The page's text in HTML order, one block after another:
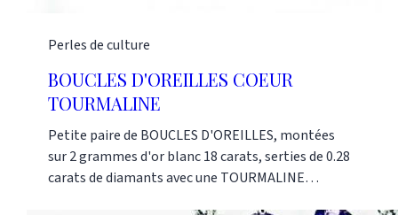
Perles de culture
BOUCLES D'OREILLES COEUR
TOURMALINE
Petite paire de BOUCLES D'OREILLES, montées
sur 2 grammes d'or blanc 18 carats, serties de 0.28
carats de diamants avec une TOURMALINE